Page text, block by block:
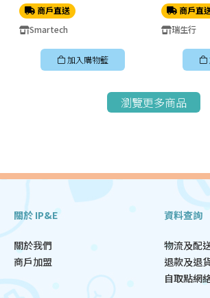
商戶直送
Smartech
加入購物籃
商戶直
瑞生行
瀏覽更多商品
關於 IP&E
關於我們
商戶加盟
資料查詢
物流及配
退款及退
自取點網